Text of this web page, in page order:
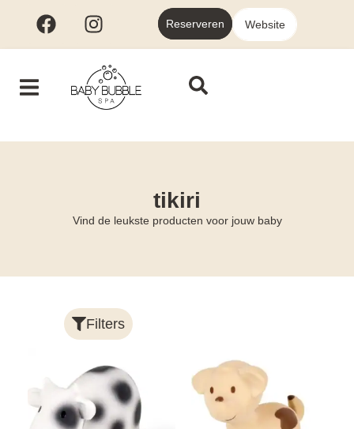
Reserveren Website
tikiri
Vind de leukste producten voor jouw baby
Filters